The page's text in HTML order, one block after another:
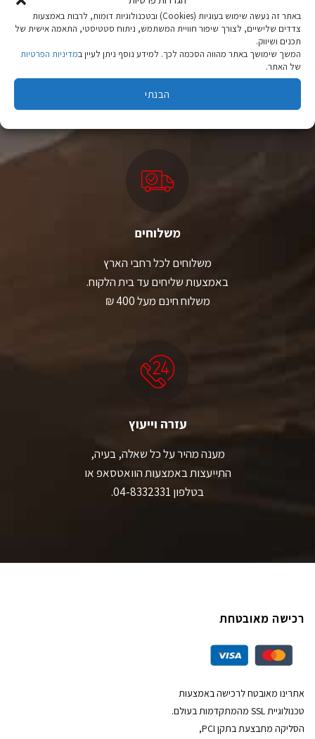
באתר זה נעשה שימוש בעוגיות (Cookies) ובטכנולוגיות דומות, לרבות באמצעות
צדדים שלישיים, לצורך שיפור חוויית המשתמש, ניתוח סטטיסטי, התאמה אישית של
תכנים ושיווק.
המשך שימושך באתר מהווה הסכמה לכך. למידע נוסף ניתן לעיין במדיניות הפרטיות
של האתר.
הבנתי
בעמוד
המוצר
בעמוד
המוצר
ציוד טיולים
מהיבואן לצרכן
יבוא ישיר לצד מותגים מובילים במחירים ללא תחרות.
משלוחים
משלוחים לכל רחבי הארץ
באמצעות שליחים עד בית הלקוח.
משלוח חינם מעל 400 ₪
עזרה וייעוץ
מענה מהיר על כל שאלה, בעיה,
התייעצות באמצעות הוואטסאפ או
בטלפון 04-8332331.
רכישה מאובטחת
אתרינו מאובטח לרכישה באמצעות
טכנולוגיית SSL מהמתקדמות בעולם.
הסליקה מתבצעת בתקן PCI,